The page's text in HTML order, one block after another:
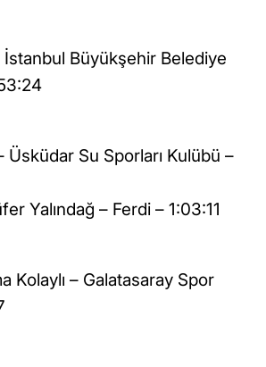
İstanbul Büyükşehir Belediye
Üsküdar Su Sporları Kulübü –
Yalındağ – Ferdi – 1:03:11
Kolaylı – Galatasaray Spor